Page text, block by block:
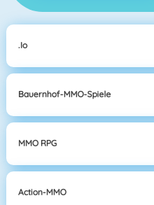
.io
Bauernhof-MMO-Spiele
MMO RPG
Action-MMO